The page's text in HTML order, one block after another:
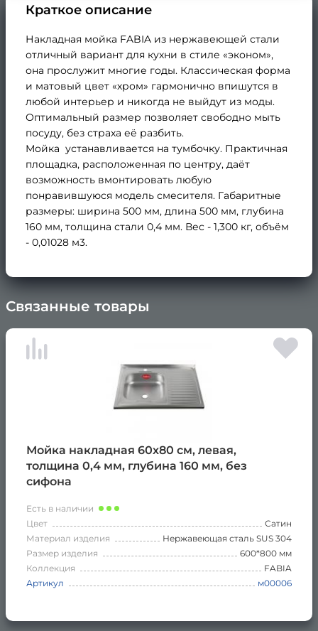
Краткое описание
Накладная мойка FABIA из нержавеющей стали
отличный вариант для кухни в стиле «эконом»,
она прослужит многие годы. Классическая форма
и матовый цвет «хром» гармонично впишутся в
любой интерьер и никогда не выйдут из моды.
Оптимальный размер позволяет свободно мыть
посуду, без страха её разбить.
Мойка устанавливается на тумбочку. Практичная
площадка, расположенная по центру, даёт
возможность вмонтировать любую
понравившуюся модель смесителя. Габаритные
размеры: ширина 500 мм, длина 500 мм, глубина
160 мм, толщина стали 0,4 мм. Вес - 1,300 кг, объём
- 0,01028 м3.
Связанные товары
Мойка накладная 60х80 см, левая,
толщина 0,4 мм, глубина 160 мм, без
сифона
Есть в наличии
Цвет
Сатин
Материал изделия
Нержавеющая сталь SUS 304
Размер изделия
600*800 мм
Коллекция
FABIA
Артикул
м00006